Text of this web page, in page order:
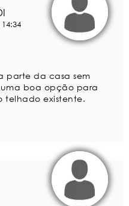
parte da casa sem
boa opção para
telhado existente.